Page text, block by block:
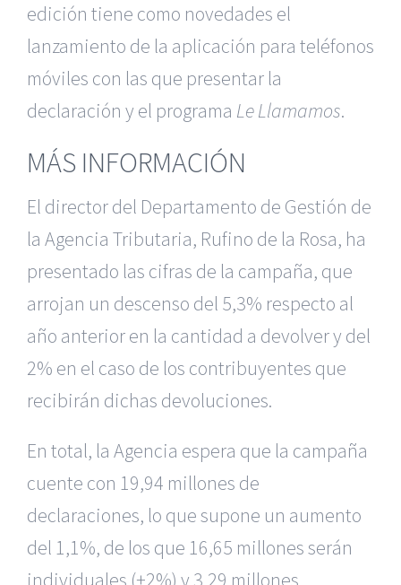
edición tiene como novedades el
lanzamiento de la aplicación para teléfonos
móviles con las que presentar la
declaración y el programa Le Llamamos.
MÁS INFORMACIÓN
El director del Departamento de Gestión de
la Agencia Tributaria, Rufino de la Rosa, ha
presentado las cifras de la campaña, que
arrojan un descenso del 5,3% respecto al
año anterior en la cantidad a devolver y del
2% en el caso de los contribuyentes que
recibirán dichas devoluciones.
En total, la Agencia espera que la campaña
cuente con 19,94 millones de
declaraciones, lo que supone un aumento
del 1,1%, de los que 16,65 millones serán
individuales (+2%) y 3,29 millones